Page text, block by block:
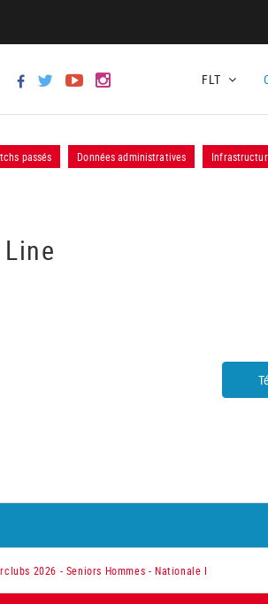
FLT
passés Données administratives
2026 - Seniors Hommes - Nationale I